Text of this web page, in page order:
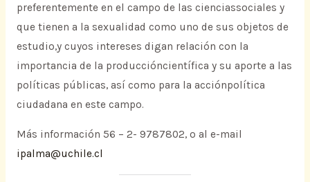
preferentemente en el campo de las cienciassociales y
que tienen a la sexualidad como uno de sus objetos de
estudio,y cuyos intereses digan relación con la
importancia de la produccióncientífica y su aporte a las
políticas públicas, así como para la acciónpolítica
ciudadana en este campo.
Más información 56 – 2- 9787802, o al e-mail
ipalma@uchile.cl